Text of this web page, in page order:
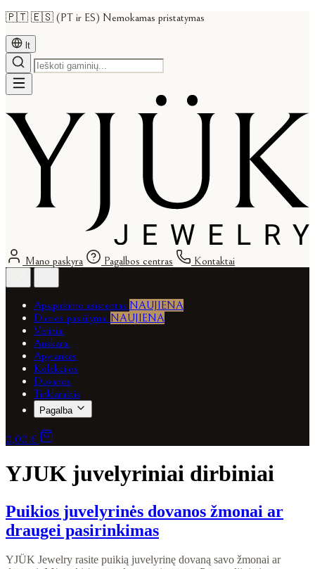
🇵🇹 🇪🇸 (PT ir ES) Nemokamas pristatymas
lt
Mano paskyra Pagalbos centras Kontaktai
Apsipirkimo asistentas NAUJIENA
Dienos pasiūlymai NAUJIENA
Vėriniai
Auskarai
Apyrankės
Kolekcijos
Dovanos
Tinklaraštis
Pagalba
0,00 €
YJUK juvelyriniai dirbiniai
Puikios juvelyrinės dovanos žmonai ar
draugei pasirinkimas
YJÜK Jewelry rasite puikią juvelyrinę dovaną savo žmonai ar